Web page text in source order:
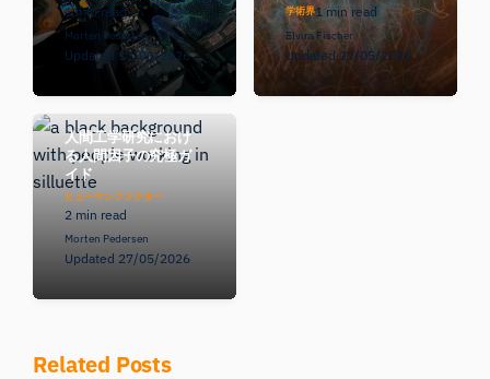
1 min read
Morten Pedersen
Updated 11/06/2026
学術界1 min read
Elvira Fischer
Updated 27/05/2026
人間工学研究におけ
る人間因子の究極ガ
イド
ヒューマンファクター
2 min read
Morten Pedersen
Updated 27/05/2026
Related Posts